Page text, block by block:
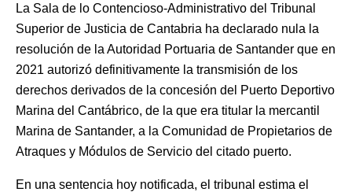
La Sala de lo Contencioso-Administrativo del Tribunal
Superior de Justicia de Cantabria ha declarado nula la
resolución de la Autoridad Portuaria de Santander que en
2021 autorizó definitivamente la transmisión de los
derechos derivados de la concesión del Puerto Deportivo
Marina del Cantábrico, de la que era titular la mercantil
Marina de Santander, a la Comunidad de Propietarios de
Atraques y Módulos de Servicio del citado puerto.
En una sentencia hoy notificada, el tribunal estima el